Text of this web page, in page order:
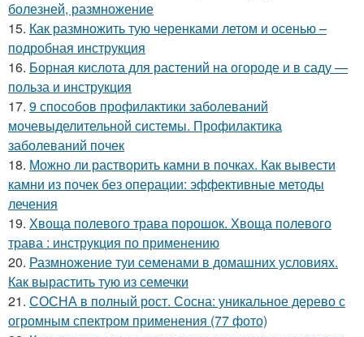
болезней, размножение
15. Как размножить тую черенками летом и осенью –
подробная инструкция
16. Борная кислота для растений на огороде и в саду —
польза и инструкция
17. 9 способов профилактики заболеваний
мочевыделительной системы. Профилактика
заболеваний почек
18. Можно ли растворить камни в почках. Как вывести
камни из почек без операции: эффективные методы
лечения
19. Хвоща полевого трава порошок. Хвоща полевого
трава : инструкция по применению
20. Размножение туи семенами в домашних условиях.
Как вырастить тую из семечки
21. СОСНА в полный рост. Сосна: уникальное дерево с
огромным спектром применения (77 фото)